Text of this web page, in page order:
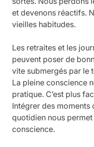
et devenons réactifs.
vieilles habitudes.
Les retraites et les
peuvent poser de
vite submergés par le
La pleine conscience
pratique. C’est plus
Intégrer des moments
quotidien nous
conscience.